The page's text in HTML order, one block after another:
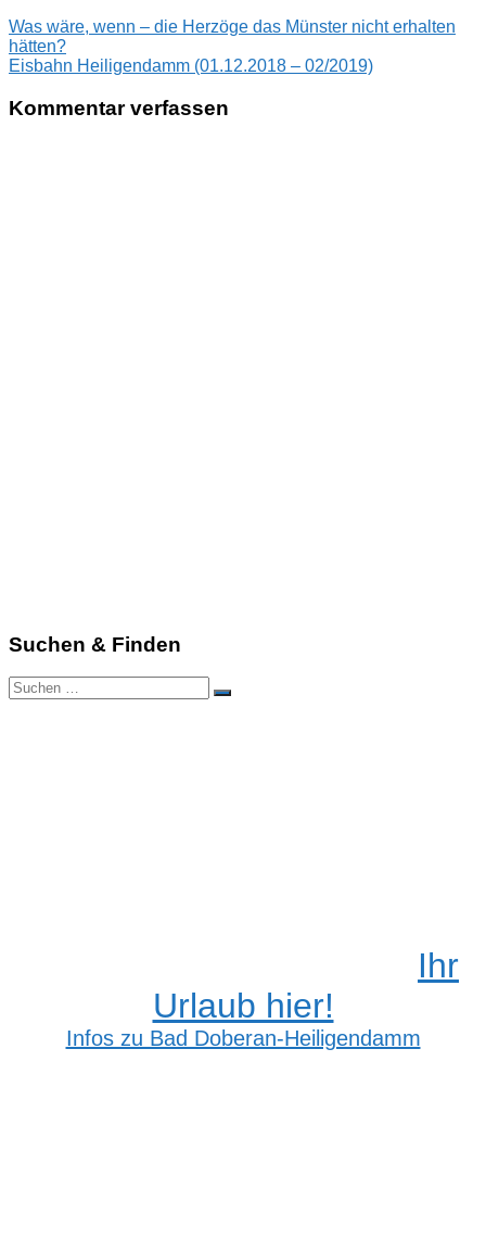
Himmel
und
ErdeHoppelpoppelRezeptRezepte
Beitragsnavigation
Vorheriger
Beitrag:
Was wäre, wenn – die Herzöge das Münster nicht erhalten
hätten?
Nächster
Eisbahn Heiligendamm (01.12.2018 – 02/2019)
Kommentar verfassen
Suchen & Finden
Suchen
nach:
Suchen
Ihr
Urlaub hier!
Infos zu Bad Doberan-Heiligendamm